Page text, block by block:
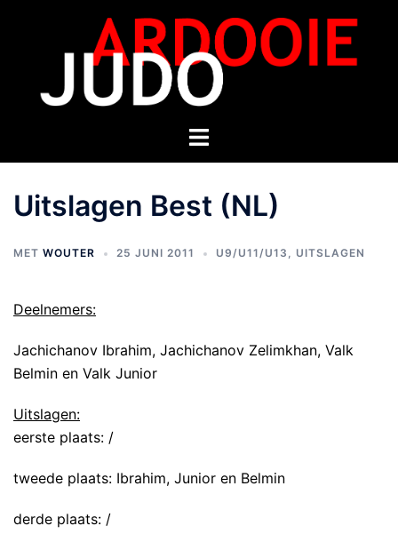
Uitslagen Best (NL)
MET WOUTER 25 JUNI 2011 U9/U11/U13 , UITSLAGEN
Deelnemers:
Jachichanov Ibrahim, Jachichanov Zelimkhan, Valk
Belmin en Valk Junior
Uitslagen:
eerste plaats: /
tweede plaats: Ibrahim, Junior en Belmin
derde plaats: /